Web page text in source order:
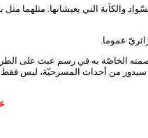
والكآبة التي يعيشانها. مثلهما
عموما.
الخاصّة به في رسم عبث على
عمّا سيدور من أحداث المسرحيّة، ليس